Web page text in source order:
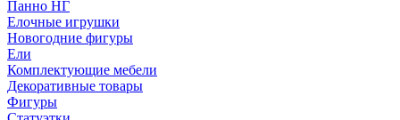
Панно НГ
Елочные игрушки
Новогодние фигуры
Ели
Комплектующие мебели
Декоративные товары
Фигуры